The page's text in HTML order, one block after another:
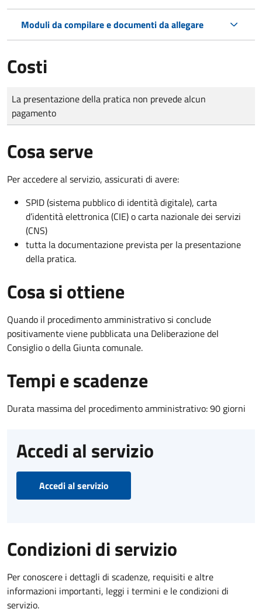
Moduli da compilare e documenti da allegare
Costi
Tipo di pagamento
Importo
La presentazione della pratica non prevede alcun
pagamento
Cosa serve
Per accedere al servizio, assicurati di avere:
SPID (sistema pubblico di identità digitale), carta
d’identità elettronica (CIE) o carta nazionale dei servizi
(CNS)
tutta la documentazione prevista per la presentazione
della pratica.
Cosa si ottiene
Quando il procedimento amministrativo si conclude
positivamente viene pubblicata una Deliberazione del
Consiglio o della Giunta comunale.
Tempi e scadenze
Durata massima del procedimento amministrativo: 90 giorni
Accedi al servizio
Accedi al servizio
Condizioni di servizio
Per conoscere i dettagli di scadenze, requisiti e altre
informazioni importanti, leggi i termini e le condizioni di
servizio.